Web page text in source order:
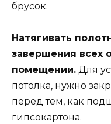
брусок.
Натягивать
завершения всех
помещении. Для
потолка, нужно
перед тем, как
гипсокартона.